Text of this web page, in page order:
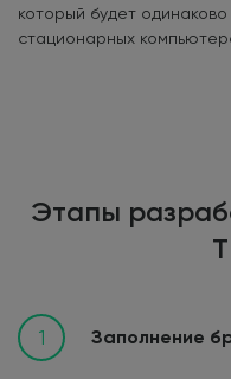
который будет
стационарных
Этапы
1 Заполнение